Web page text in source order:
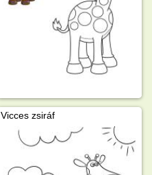
Vicces zsiráf